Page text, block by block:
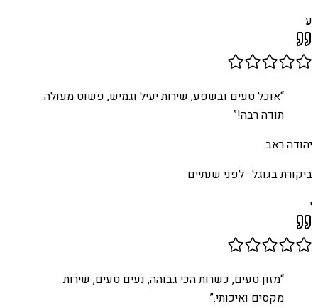
ע
“אוכל טעים ובשפע, שירות יעיל וגמיש, פשוט מעולה.
תודה רבה!”
יהודה ראב
ביקורת בגוגל ·לפני שנתיים
י
“מזון טעים, כשרות הכי גבוהה, נעים טעים, שירות
מקסים ואיכותי.”